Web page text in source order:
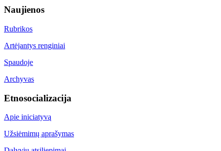
Naujienos
Rubrikos
Artėjantys renginiai
Spaudoje
Archyvas
Etnosocializacija
Apie iniciatyvą
Užsiėmimų aprašymas